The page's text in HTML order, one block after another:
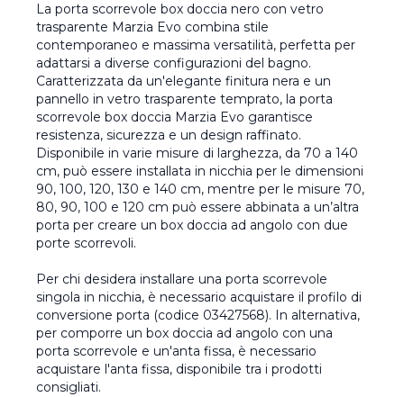
La porta scorrevole box doccia nero con vetro
trasparente Marzia Evo combina stile
contemporaneo e massima versatilità, perfetta per
adattarsi a diverse configurazioni del bagno.
Caratterizzata da un'elegante finitura nera e un
pannello in vetro trasparente temprato, la porta
scorrevole box doccia Marzia Evo garantisce
resistenza, sicurezza e un design raffinato.
Disponibile in varie misure di larghezza, da 70 a 140
cm, può essere installata in nicchia per le dimensioni
90, 100, 120, 130 e 140 cm, mentre per le misure 70,
80, 90, 100 e 120 cm può essere abbinata a un’altra
porta per creare un box doccia ad angolo con due
porte scorrevoli.
Per chi desidera installare una porta scorrevole
singola in nicchia, è necessario acquistare il profilo di
conversione porta (codice 03427568). In alternativa,
per comporre un box doccia ad angolo con una
porta scorrevole e un'anta fissa, è necessario
acquistare l'anta fissa, disponibile tra i prodotti
consigliati.